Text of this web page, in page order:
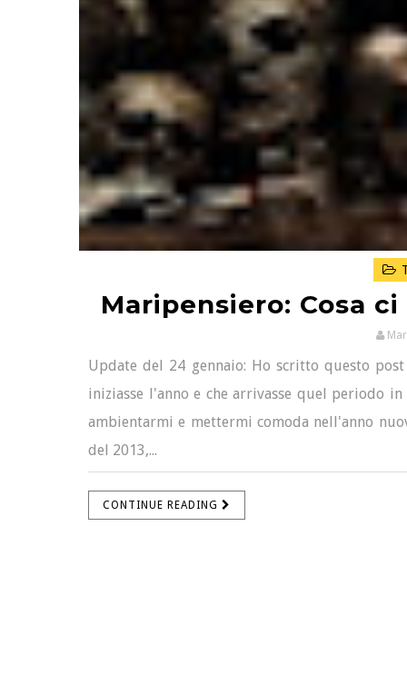
Maripensiero: Cosa
Update del 24 gennaio: Ho scritto questo
iniziasse l'anno e che arrivasse quel periodo
ambientarmi e mettermi comoda nell'anno
del 2013,...
CONTINUE READING